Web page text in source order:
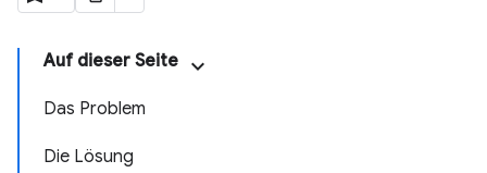
Auf dieser Seite
Das Problem
Die Lösung